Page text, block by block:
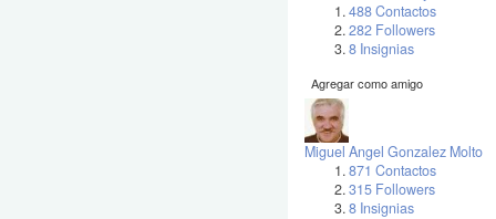
488 Contactos
282 Followers
8 Insignias
Agregar como amigo
Miguel Angel Gonzalez Molto
871 Contactos
315 Followers
8 Insignias